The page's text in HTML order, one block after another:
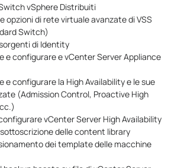
vSphere Distribuiti
opzioni di rete virtuale avanzate di VSS
Switch)
di Identity
e configurare e vCenter Server Appliance
e configurare la High Availability e le sue
(Admission Control, Proactive High
vCenter Server High Availability
delle content library
dei template delle macchine